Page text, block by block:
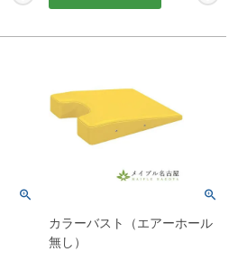
カラーバスト（エアーホール
無し）